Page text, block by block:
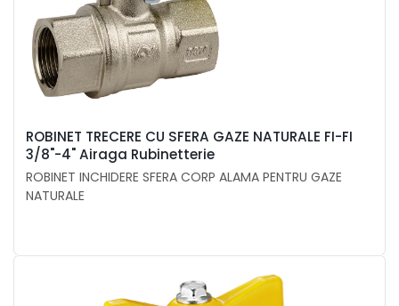
ROBINET TRECERE CU SFERA GAZE NATURALE FI-FI
3/8"-4" Airaga Rubinetterie
ROBINET INCHIDERE SFERA CORP ALAMA PENTRU GAZE
NATURALE